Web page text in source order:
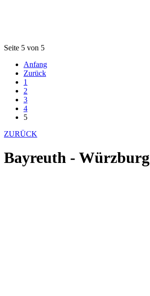
Seite 5 von 5
Anfang
Zurück
1
2
3
4
5
ZURÜCK
Bayreuth - Würzburg